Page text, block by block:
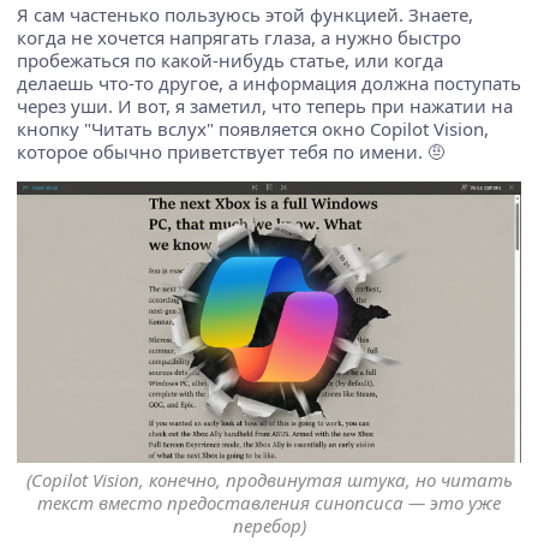
Я сам частенько пользуюсь этой функцией. Знаете,
когда не хочется напрягать глаза, а нужно быстро
пробежаться по какой-нибудь статье, или когда
делаешь что-то другое, а информация должна поступать
через уши. И вот, я заметил, что теперь при нажатии на
кнопку "Читать вслух" появляется окно Copilot Vision,
которое обычно приветствует тебя по имени. 🤨
(Copilot Vision, конечно, продвинутая штука, но читать
текст вместо предоставления синопсиса — это уже
перебор)